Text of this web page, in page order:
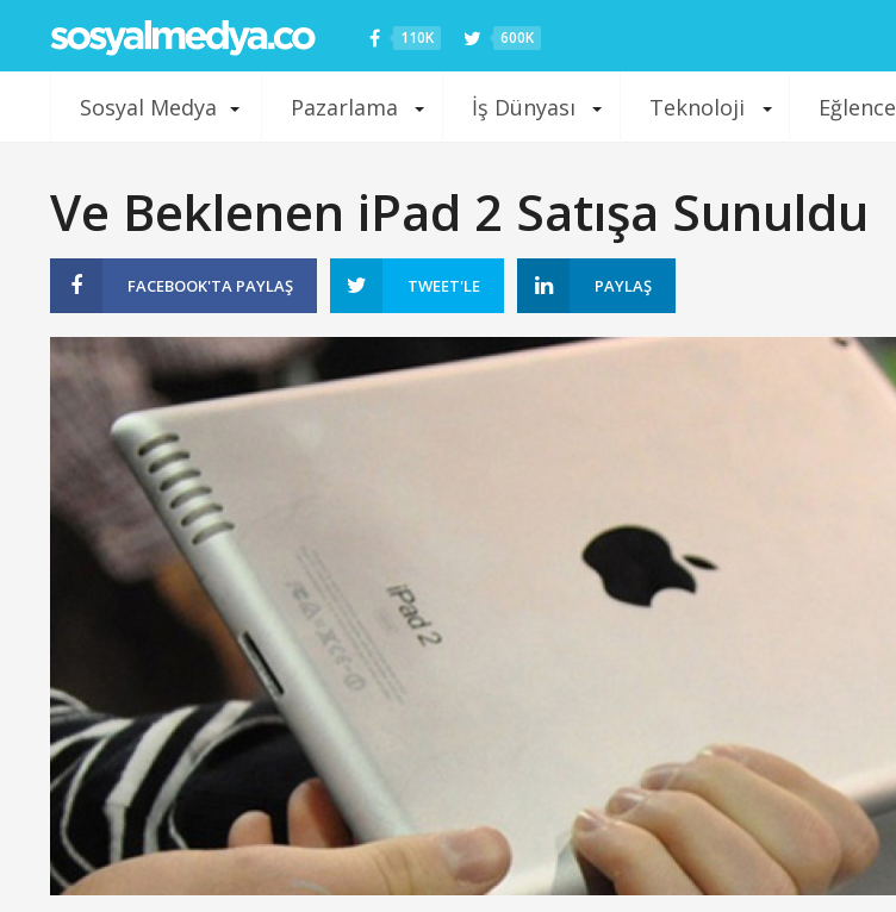
110K 600K
Sosyal Medya Pazarlama İş Dünyası Teknoloji Eğlence
Ve Beklenen iPad 2 Satışa Sunuldu
FACEBOOK'TA PAYLAŞ TWEET'LE PAYLAŞ